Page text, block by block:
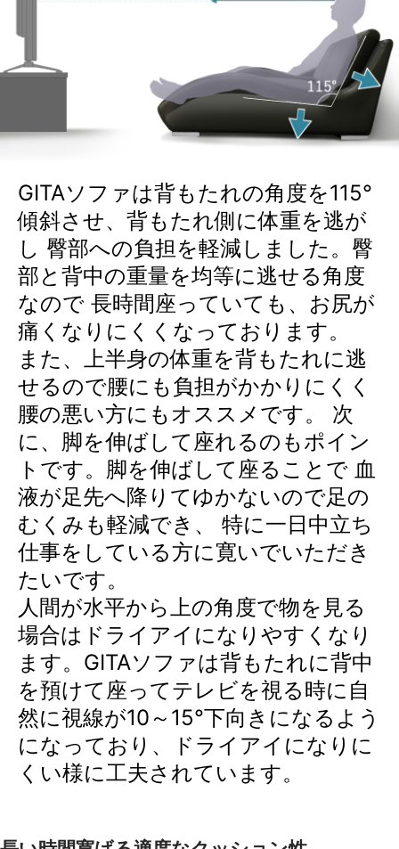
GITAソファは背もたれの角度を115°
傾斜させ、背もたれ側に体重を逃が
し 臀部への負担を軽減しました。臀
部と背中の重量を均等に逃せる角度
なので 長時間座っていても、お尻が
痛くなりにくくなっております。
また、上半身の体重を背もたれに逃
せるので腰にも負担がかかりにくく
腰の悪い方にもオススメです。 次
に、脚を伸ばして座れるのもポイン
トです。脚を伸ばして座ることで 血
液が足先へ降りてゆかないので足の
むくみも軽減でき、 特に一日中立ち
仕事をしている方に寛いでいただき
たいです。
人間が水平から上の角度で物を見る
場合はドライアイになりやすくなり
ます。GITAソファは背もたれに背中
を預けて座ってテレビを視る時に自
然に視線が10～15°下向きになるよう
になっており、ドライアイになりに
くい様に工夫されています。